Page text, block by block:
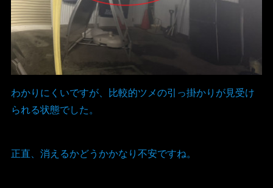
わかりにくいですが、比較的ツメの引っ掛かりが見受け
られる状態でした。
正直、消えるかどうかかなり不安ですね。